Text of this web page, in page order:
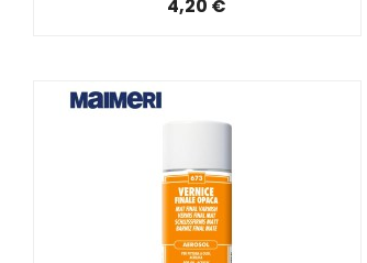
4,20 €